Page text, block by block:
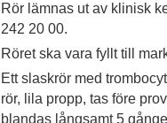
Rör lämnas ut av klinisk
242 20 00.
Röret ska vara fyllt till
Ett slaskrör med
rör, lila propp, tas före
blandas långsamt 5